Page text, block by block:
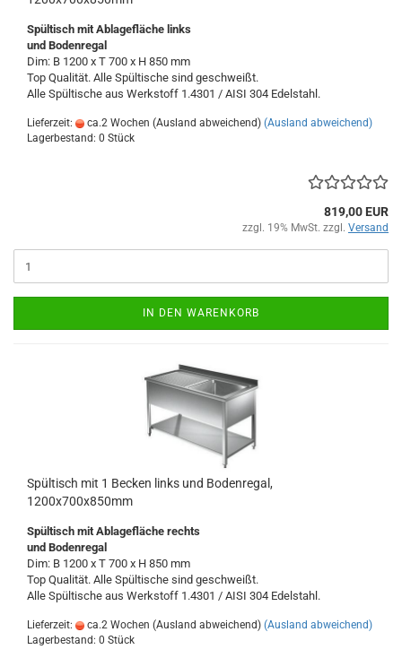
Spültisch mit Ablagefläche links
und Bodenregal
Dim: B 1200 x T 700 x H 850 mm
Top Qualität. Alle Spültische sind geschweißt.
Alle Spültische aus Werkstoff 1.4301 / AISI 304 Edelstahl.
Lieferzeit: ca.2 Wochen (Ausland abweichend) (Ausland abweichend)
Lagerbestand: 0 Stück
819,00 EUR
zzgl. 19% MwSt. zzgl. Versand
IN DEN WARENKORB
Spültisch mit 1 Becken links und Bodenregal,
1200x700x850mm
Spültisch mit Ablagefläche rechts
und Bodenregal
Dim: B 1200 x T 700 x H 850 mm
Top Qualität. Alle Spültische sind geschweißt.
Alle Spültische aus Werkstoff 1.4301 / AISI 304 Edelstahl.
Lieferzeit: ca.2 Wochen (Ausland abweichend) (Ausland abweichend)
Lagerbestand: 0 Stück